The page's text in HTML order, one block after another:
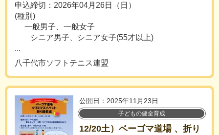
申込締切：2026年04月26日（日）
(種別)
一般男子、一般女子
シニア男子、シニア女子(55才以上)
...
八千代市ソフトテニス連盟
公開日：2025年11月23日
子どもの健全育成
12/20土）ベーゴマ道場 、折り